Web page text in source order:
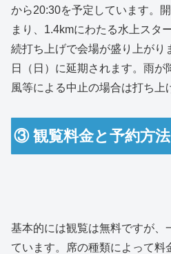
から20:30を予定しています。
まり、1.4kmにわたる水上スタ
続打ち上げで会場が盛り上がり
日（日）に延期されます。雨が
風等による中止の場合は打ち上
③ 観覧料金と予約方法
基本的には観覧は無料ですが、
ています。席の種類によって料